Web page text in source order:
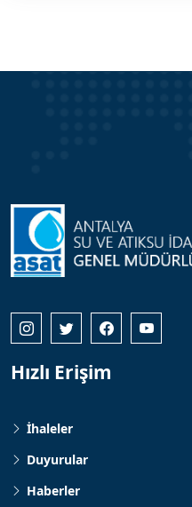
Hızlı Erişim
İhaleler
Duyurular
Haberler